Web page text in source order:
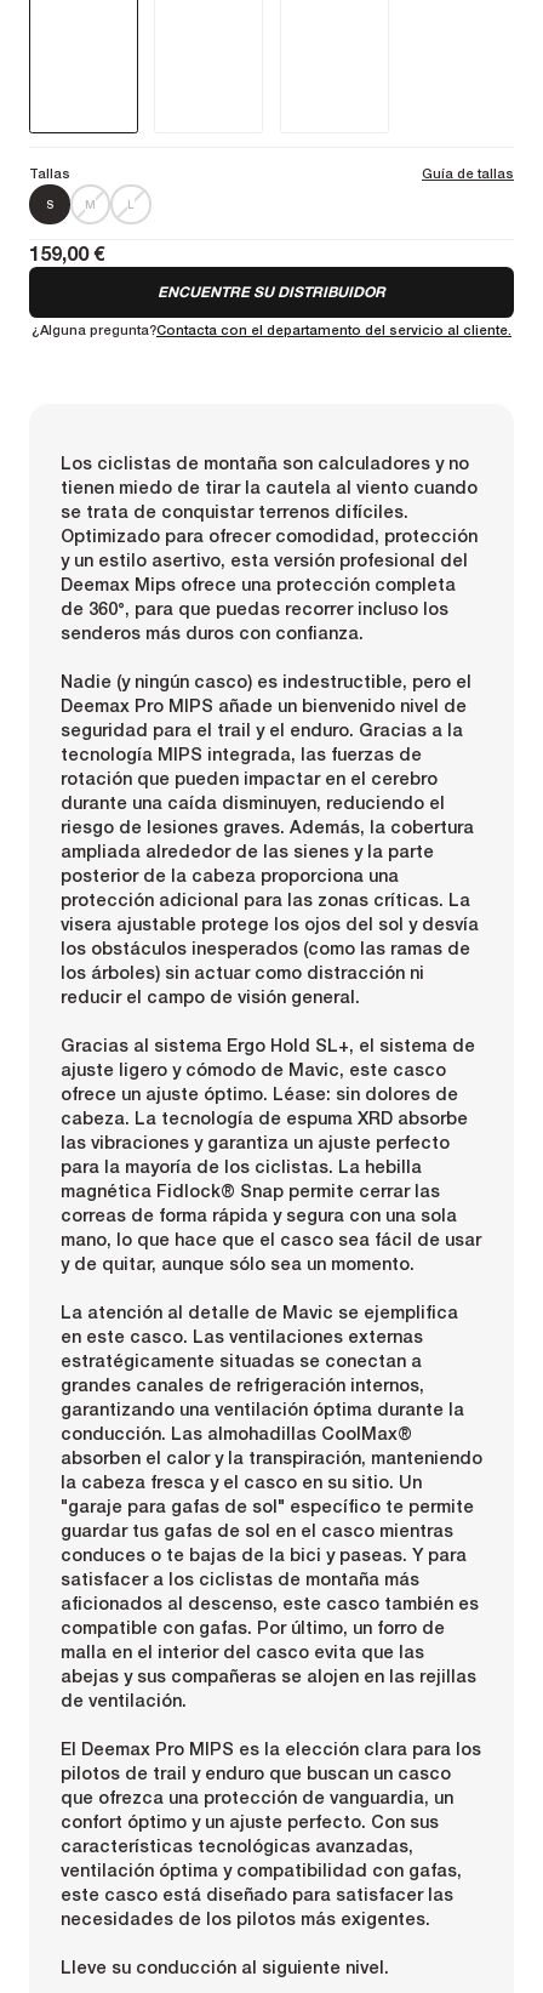
Tallas Guía de tallas
S M L
159,00 €
ENCUENTRE SU DISTRIBUIDOR
¿Alguna pregunta?Contacta con el departamento del servicio al cliente.
Los ciclistas de montaña son calculadores y no
tienen miedo de tirar la cautela al viento cuando
se trata de conquistar terrenos difíciles.
Optimizado para ofrecer comodidad, protección
y un estilo asertivo, esta versión profesional del
Deemax Mips ofrece una protección completa
de 360°, para que puedas recorrer incluso los
senderos más duros con confianza.
Nadie (y ningún casco) es indestructible, pero el
Deemax Pro MIPS añade un bienvenido nivel de
seguridad para el trail y el enduro. Gracias a la
tecnología MIPS integrada, las fuerzas de
rotación que pueden impactar en el cerebro
durante una caída disminuyen, reduciendo el
riesgo de lesiones graves. Además, la cobertura
ampliada alrededor de las sienes y la parte
posterior de la cabeza proporciona una
protección adicional para las zonas críticas. La
visera ajustable protege los ojos del sol y desvía
los obstáculos inesperados (como las ramas de
los árboles) sin actuar como distracción ni
reducir el campo de visión general.
Gracias al sistema Ergo Hold SL+, el sistema de
ajuste ligero y cómodo de Mavic, este casco
ofrece un ajuste óptimo. Léase: sin dolores de
cabeza. La tecnología de espuma XRD absorbe
las vibraciones y garantiza un ajuste perfecto
para la mayoría de los ciclistas. La hebilla
magnética Fidlock® Snap permite cerrar las
correas de forma rápida y segura con una sola
mano, lo que hace que el casco sea fácil de usar
y de quitar, aunque sólo sea un momento.
La atención al detalle de Mavic se ejemplifica
en este casco. Las ventilaciones externas
estratégicamente situadas se conectan a
grandes canales de refrigeración internos,
garantizando una ventilación óptima durante la
conducción. Las almohadillas CoolMax®
absorben el calor y la transpiración, manteniendo
la cabeza fresca y el casco en su sitio. Un
"garaje para gafas de sol" específico te permite
guardar tus gafas de sol en el casco mientras
conduces o te bajas de la bici y paseas. Y para
satisfacer a los ciclistas de montaña más
aficionados al descenso, este casco también es
compatible con gafas. Por último, un forro de
malla en el interior del casco evita que las
abejas y sus compañeras se alojen en las rejillas
de ventilación.
El Deemax Pro MIPS es la elección clara para los
pilotos de trail y enduro que buscan un casco
que ofrezca una protección de vanguardia, un
confort óptimo y un ajuste perfecto. Con sus
características tecnológicas avanzadas,
ventilación óptima y compatibilidad con gafas,
este casco está diseñado para satisfacer las
necesidades de los pilotos más exigentes.
Lleve su conducción al siguiente nivel.